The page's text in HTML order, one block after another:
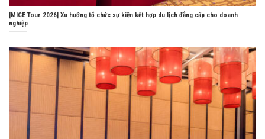
[MICE Tour 2026] Xu hướng tổ chức sự kiện kết hợp du lịch đẳng cấp cho doanh
nghiệp